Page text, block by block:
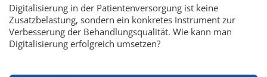
Digitalisierung in der Patientenversorgung ist keine
Zusatzbelastung, sondern ein konkretes Instrument zur
Verbesserung der Behandlungsqualität. Wie kann man
Digitalisierung erfolgreich umsetzen?